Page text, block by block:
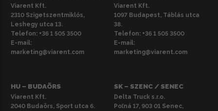
Viarent Kft.
2310 Szigetszentmiklós,
Leshegy utca 13.
Telefon: +36 1 505 3500
E-mail:
marketing@viarent.com
Viarent Kft.
1097 Budapest, Táblás utca
38.
Telefon: +36 1 505 3500
E-mail:
marketing@viarent.com
HU – BUDAÖRS
Viarent Kft.
2040 Budaörs, Sport utca 6.
SK – SZENC / SENEC
Delta Truck s.r.o.
Poľná 17, 903 01 Senec,